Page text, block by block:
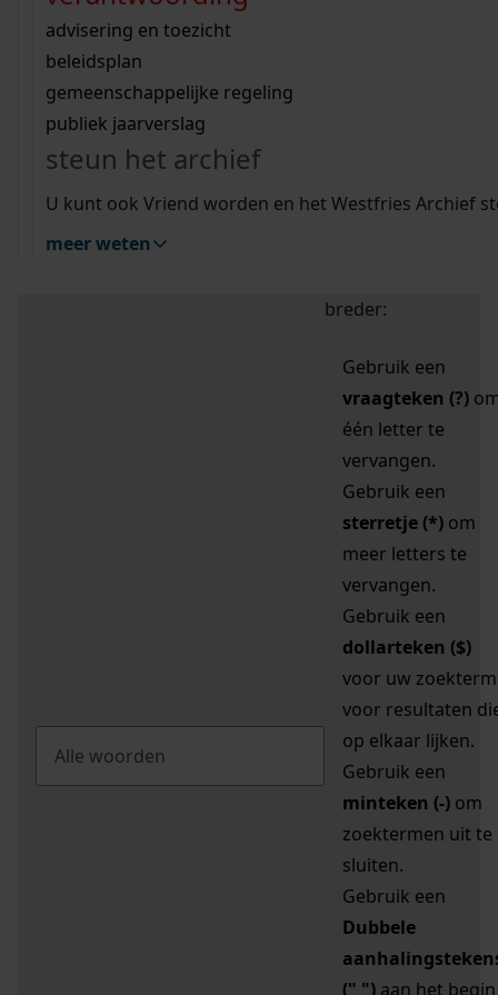
bouwvergunningen
omgevingsvergunningen
vergunningen
beeld en geluid
uitleg nodig?
Wij helpen u op weg met een aantal zoektips.
bekijk alle zoektips
Wij helpen u op weg met een aantal zoektips.
bekijk alle zoektips
bekijk ons geschiedenislokaal
advisering en toezicht
beleidsplan
gemeenschappelijke regeling
publiek jaarverslag
steun het archief
U kunt ook Vriend worden en het Westfries Archief
meer weten
zoektips
Mijn Studiezaal (inloggen)
uw zoekopdracht te
breder:
Gebruik een
vraagteken (?)
één letter te
vervangen.
Gebruik een
sterretje (*) om
meer letters te
vervangen.
Gebruik een
dollarteken ($)
voor uw zoekterm
voor resultaten
op elkaar lijken.
Gebruik een
minteken (-) om
zoektermen uit te
sluiten.
Gebruik een
Dubbele
(" ") aan het begin